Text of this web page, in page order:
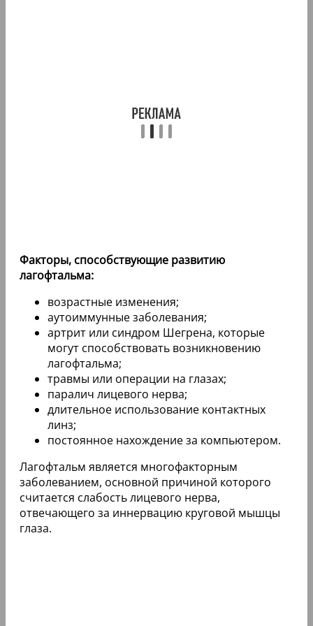
Факторы, способствующие развитию
лагофтальма:
возрастные изменения;
аутоиммунные заболевания;
артрит или синдром Шегрена, которые
могут способствовать возникновению
лагофтальма;
травмы или операции на глазах;
паралич лицевого нерва;
длительное использование контактных
линз;
постоянное нахождение за компьютером.
Лагофтальм является многофакторным
заболеванием, основной причиной которого
считается слабость лицевого нерва,
отвечающего за иннервацию круговой мышцы
глаза.